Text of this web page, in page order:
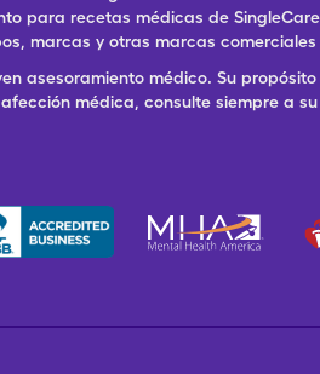
para recetas médicas de
marcas y otras marcas
asesoramiento médico. Su
médica, consulte siempre a